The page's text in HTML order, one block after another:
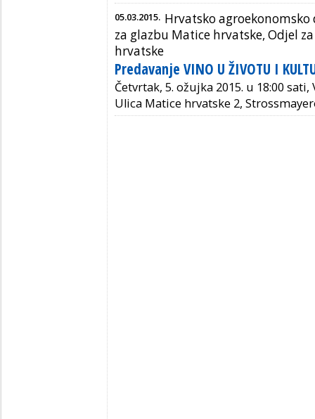
05.03.2015. Hrvatsko agroekonomsko
za glazbu Matice hrvatske, Odjel
hrvatske
Predavanje VINO U ŽIVOTU I
Četvrtak, 5. ožujka 2015. u 18:00
Ulica Matice hrvatske 2,